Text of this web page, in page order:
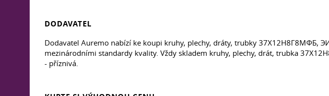
DODAVATEL
Dodavatel Auremo nabízí ke koupi kruhy, plechy, dráty, trubky 37Х12Н8Г8МФБ,
mezinárodními standardy kvality. Vždy skladem kruhy, plechy, drát, trubka
- příznivá.